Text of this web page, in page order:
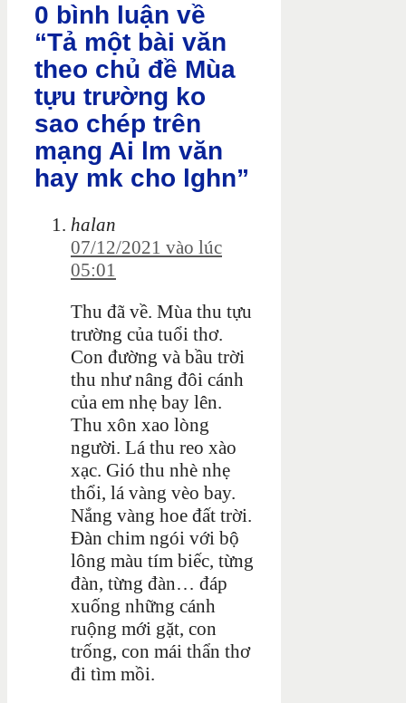
0 bình luận về
“Tả một bài văn
theo chủ đề Mùa
tựu trường ko
sao chép trên
mạng Ai lm văn
hay mk cho lghn”
halan
07/12/2021 vào lúc
05:01
Thu đã về. Mùa thu tựu
trường của tuổi thơ.
Con đường và bầu trời
thu như nâng đôi cánh
của em nhẹ bay lên.
Thu xôn xao lòng
người. Lá thu reo xào
xạc. Gió thu nhè nhẹ
thổi, lá vàng vèo bay.
Nắng vàng hoe đất trời.
Đàn chim ngói với bộ
lông màu tím biếc, từng
đàn, từng đàn… đáp
xuống những cánh
ruộng mới gặt, con
trống, con mái thẩn thơ
đi tìm mồi.